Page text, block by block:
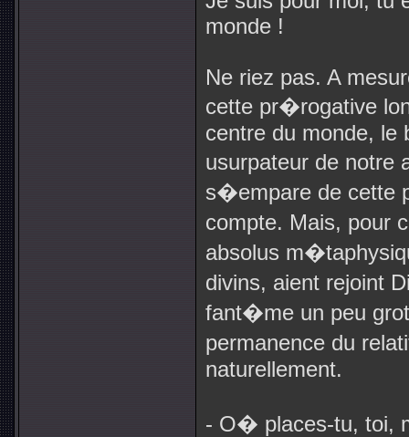
monde !
Ne riez pas. A
cette pr�rogative
centre du monde, le
usurpateur de
s�empare de cette
compte. Mais, pour
absolus
divins, aient rejoint
fant�me un peu
permanence du
naturellement.
- O� places-tu, toi,